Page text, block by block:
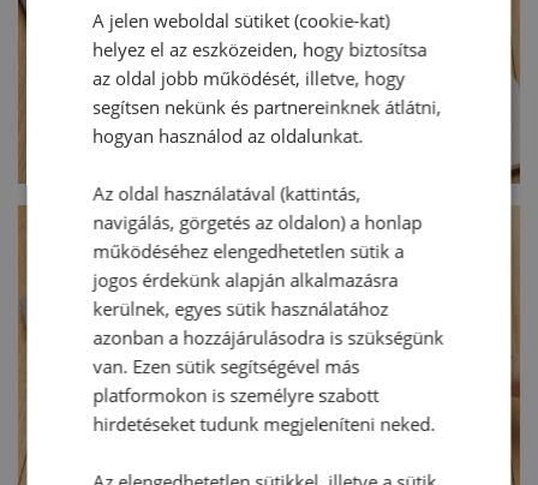
A jelen weboldal sütiket (cookie-kat)
helyez el az eszközeiden, hogy biztosítsa
az oldal jobb működését, illetve, hogy
segítsen nekünk és partnereinknek átlátni,
hogyan használod az oldalunkat.
Az oldal használatával (kattintás,
navigálás, görgetés az oldalon) a honlap
működéséhez elengedhetetlen sütik a
jogos érdekünk alapján alkalmazásra
kerülnek, egyes sütik használatához
azonban a hozzájárulásodra is szükségünk
van. Ezen sütik segítségével más
platformokon is személyre szabott
hirdetéseket tudunk megjeleníteni neked.